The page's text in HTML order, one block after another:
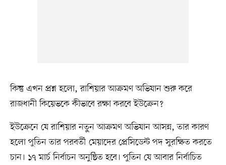
কিন্তু এখন প্রশ্ন হলো, রাশিয়ার আক্রমণ অভিযান শুরু করে
রাজধানী কিয়েভকে কীভাবে রক্ষা করবে ইউক্রেন?
ইউক্রেনে যে রাশিয়ার নতু্ন আক্রমণ অভিযান আসন্ন, তার কারণ
হলো পুতিন তার পরবর্তী মেয়াদের প্রেসিডেন্ট পদ সুরক্ষিত করতে
চান। ১৭ মার্চ নির্বাচন অনুষ্ঠিত হবে। পুতিন যে আবার নির্বাচিত